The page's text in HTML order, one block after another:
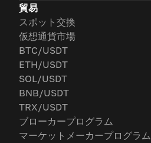
貿易
スポット交換
仮想通貨市場
BTC/USDT
ETH/USDT
SOL/USDT
BNB/USDT
TRX/USDT
ブローカープログラム
マーケットメーカープログラム